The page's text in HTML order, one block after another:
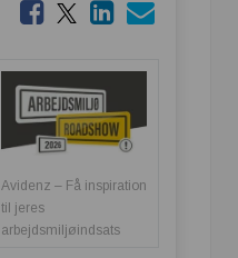
Avidenz – Få inspiration
til jeres
arbejdsmiljøindsats